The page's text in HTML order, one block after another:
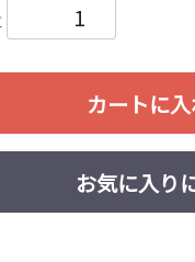
カートに
お気に入り